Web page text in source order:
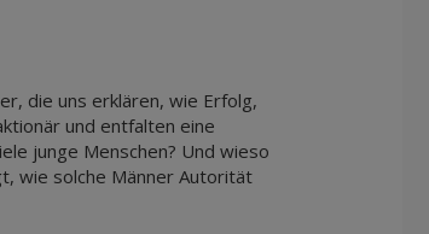
die uns erklären, wie Erfolg,
und entfalten eine
junge Menschen? Und wieso
wie solche Männer Autorität